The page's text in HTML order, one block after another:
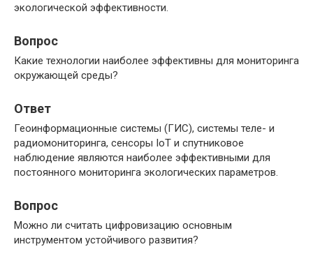
экологической эффективности.
Вопрос
Какие технологии наиболее эффективны для мониторинга
окружающей среды?
Ответ
Геоинформационные системы (ГИС), системы теле- и
радиомониторинга, сенсоры IoT и спутниковое
наблюдение являются наиболее эффективными для
постоянного мониторинга экологических параметров.
Вопрос
Можно ли считать цифровизацию основным
инструментом устойчивого развития?